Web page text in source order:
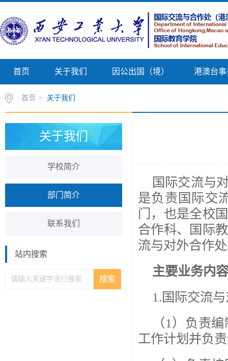
首页 关于我们 因公出国（境） 港澳台
首页 > 关于我们
关于我们
学校简介
部门简介
联系我们
站内搜索
国际交流与
是负责国际交
门，也是全校
合作科、国际
流与对外合作
主要业务内
1.国际交流
（1）负责
工作计划并负